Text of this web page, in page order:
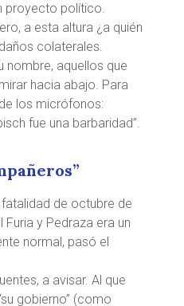
proyecto político.
a esta altura ¿a quién
colaterales.
nombre, aquellos que
hacia abajo. Para
los micrófonos:
fue una barbaridad”.
de octubre de
Furia y Pedraza era un
normal, pasó el
a avisar. Al que
gobierno” (como